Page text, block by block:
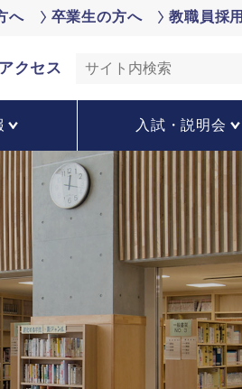
へ 卒業生の方へ 教職員採用
クセス
入試・説明会